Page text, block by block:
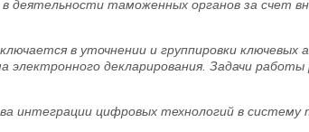
деятельности таможенных органов за счет
в уточнении и группировки ключевых
электронного декларирования. Задачи
интеграции цифровых технологий в